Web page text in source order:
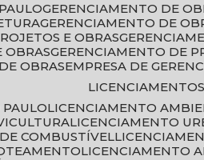
GERENCIAMENTO DE
GERENCIAMENTO DE
E OBRAS
OBRAS
GERENCIAMENTO DE
OBRAS
EMPRESA DE
LICENCIAMENTO
LICENCIAMENTO
COMBUSTÍVEL
LICENCIAMENTO